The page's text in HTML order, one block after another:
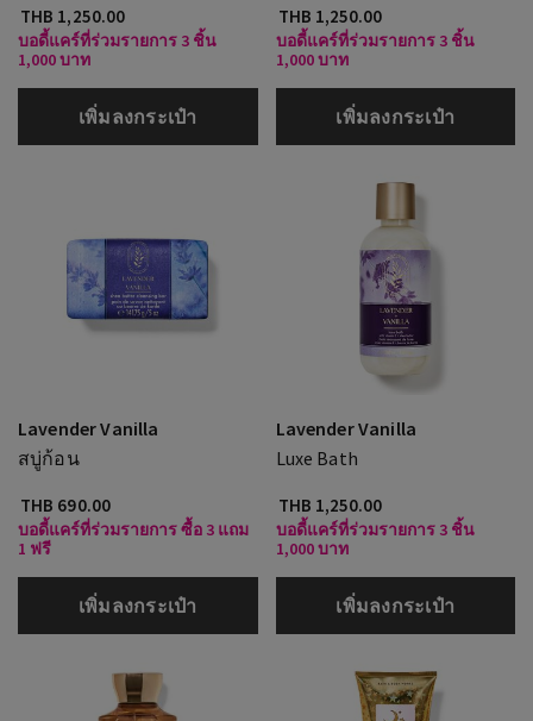
THB 1,250.00
บอดี้แคร์ที่ร่วมรายการ 3 ชิ้น
1,000 บาท
เพิ่มลงกระเป๋า
THB 1,250.00
บอดี้แคร์ที่ร่วมรายการ 3 ชิ้น
1,000 บาท
เพิ่มลงกระเป๋า
Lavender Vanilla
สบู่ก้อน
THB 690.00
บอดี้แคร์ที่ร่วมรายการ ซื้อ 3 แถม
1 ฟรี
เพิ่มลงกระเป๋า
Lavender Vanilla
Luxe Bath
THB 1,250.00
บอดี้แคร์ที่ร่วมรายการ 3 ชิ้น
1,000 บาท
เพิ่มลงกระเป๋า